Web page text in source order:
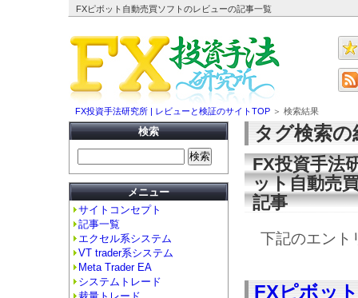
FXピボット自動売買ソフトのレビューの記事一覧
タグ検索の
FX投資手法
ット自動売
記事
下記のエント
FXピボッ
検索
メニュー
サイトコンセプト
記事一覧
エクセル系システム
VT trader系システム
Meta Trader EA
システムトレード
FX投資手法研究所 | レビューと検証のサイトTOP ＞ 検索結果